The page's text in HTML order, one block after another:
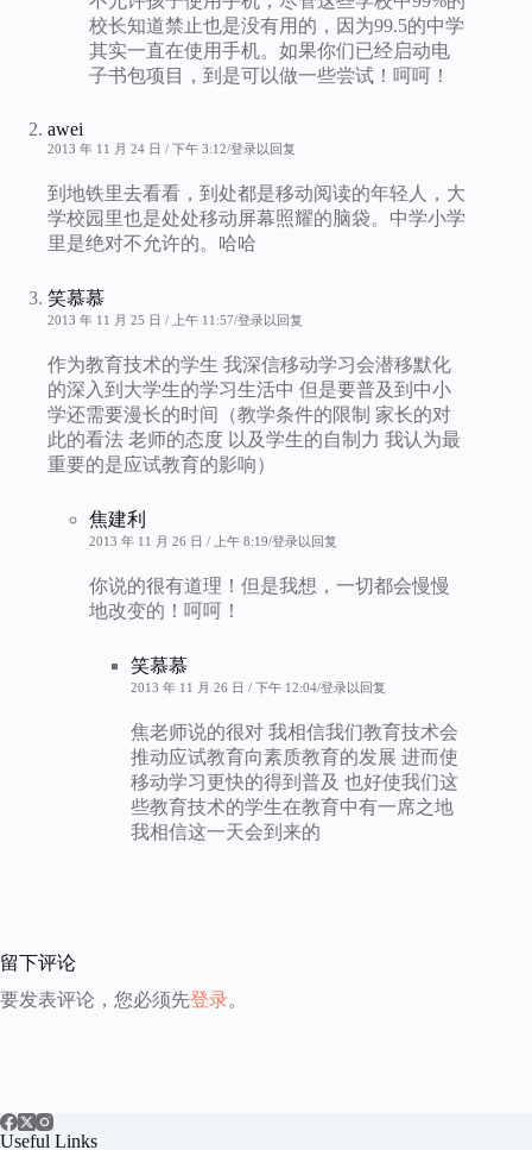
校长知道禁止也是没有用的，因为99.5的中学
其实一直在使用手机。如果你们已经启动电
子书包项目，到是可以做一些尝试！呵呵！
awei
2013 年 11 月 24 日 / 下午 3:12 登录以回复
到地铁里去看看，到处都是移动阅读的年轻人，大
学校园里也是处处移动屏幕照耀的脑袋。中学小学
里是绝对不允许的。哈哈
笑慕慕
2013 年 11 月 25 日 / 上午 11:57 登录以回复
作为教育技术的学生 我深信移动学习会潜移默化
的深入到大学生的学习生活中 但是要普及到中小
学还需要漫长的时间（教学条件的限制 家长的对
此的看法 老师的态度 以及学生的自制力 我认为最
重要的是应试教育的影响）
焦建利
2013 年 11 月 26 日 / 上午 8:19 登录以回复
你说的很有道理！但是我想，一切都会慢慢
地改变的！呵呵！
笑慕慕
2013 年 11 月 26 日 / 下午 12:04 登录以回复
焦老师说的很对 我相信我们教育技术会
推动应试教育向素质教育的发展 进而使
移动学习更快的得到普及 也好使我们这
些教育技术的学生在教育中有一席之地
我相信这一天会到来的
留下评论
要发表评论，您必须先登录。
Useful Links